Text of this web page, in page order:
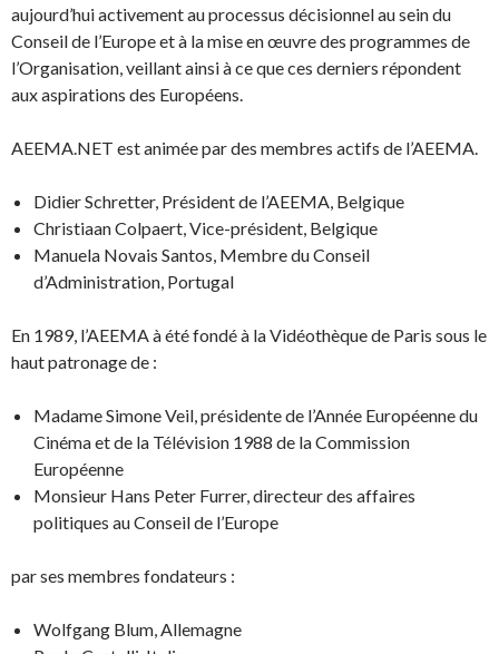
aujourd’hui activement au processus décisionnel au sein du
Conseil de l’Europe et à la mise en œuvre des programmes de
l’Organisation, veillant ainsi à ce que ces derniers répondent
aux aspirations des Européens.
AEEMA.NET est animée par des membres actifs de l’AEEMA.
Didier Schretter, Président de l’AEEMA, Belgique
Christiaan Colpaert, Vice-président, Belgique
Manuela Novais Santos, Membre du Conseil
d’Administration, Portugal
En 1989, l’AEEMA à été fondé à la Vidéothèque de Paris sous le
haut patronage de :
Madame Simone Veil, présidente de l’Année Européenne du
Cinéma et de la Télévision 1988 de la Commission
Européenne
Monsieur Hans Peter Furrer, directeur des affaires
politiques au Conseil de l’Europe
par ses membres fondateurs :
Wolfgang Blum, Allemagne